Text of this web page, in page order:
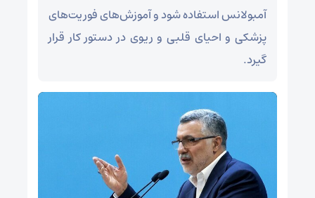
آمبولانس استفاده شود و آموزش‌های فوریت‌های
پزشکی و احیای قلبی و ریوی در دستور کار قرار
گیرد.